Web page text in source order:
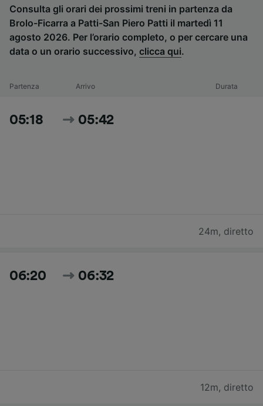
Consulta gli orari dei prossimi treni in partenza da
Brolo-Ficarra a Patti-San Piero Patti il martedì 11
agosto 2026. Per l’orario completo, o per cercare una
data o un orario successivo, clicca qui.
Partenza Arrivo Durata
05:18 05:42
24m, diretto
06:20 06:32
12m, diretto